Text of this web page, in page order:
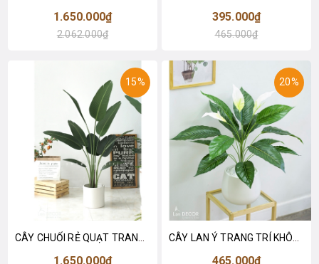
1.650.000₫
2.062.000₫
395.000₫
465.000₫
15%
1.650.000₫
20%
465.000₫